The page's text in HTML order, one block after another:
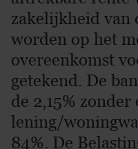
zakelijkheid van
worden op het
overeenkomst
getekend. De
de 2,15%
lening/
84%. De